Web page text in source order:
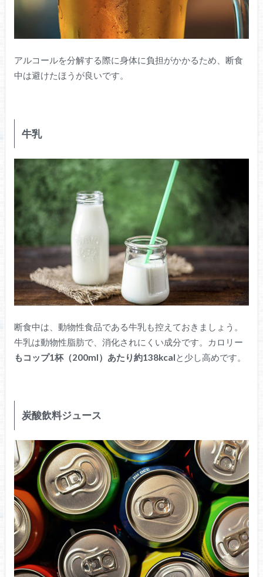
アルコールを分解する際に身体に負担がかかるため、断食
中は避けたほうが良いです。
牛乳
断食中は、動物性食品である牛乳も控えておきましょう。
牛乳は動物性脂肪で、消化されにくい成分です。カロリー
もコップ1杯（200ml）あたり約138kcal と少し高めです。
炭酸飲料ジュース